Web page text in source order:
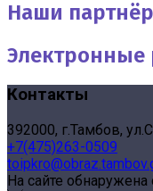
Наши
Электронные
Контакты
392000, г.Тамбов,
+7(475)263-0509
На сайте